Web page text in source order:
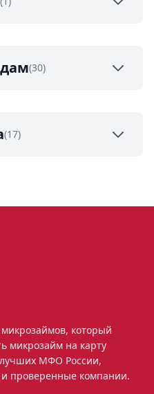
(30)
(17)
который
микрозайм на карту
МФО России,
проверенные компании.